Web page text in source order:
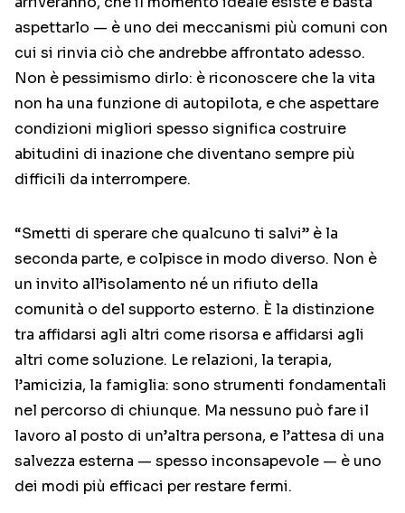
aspettarlo — è uno dei meccanismi più comuni con
cui si rinvia ciò che andrebbe affrontato adesso.
Non è pessimismo dirlo: è riconoscere che la vita
non ha una funzione di autopilota, e che aspettare
condizioni migliori spesso significa costruire
abitudini di inazione che diventano sempre più
difficili da interrompere.
“Smetti di sperare che qualcuno ti salvi” è la
seconda parte, e colpisce in modo diverso. Non è
un invito all’isolamento né un rifiuto della
comunità o del supporto esterno. È la distinzione
tra affidarsi agli altri come risorsa e affidarsi agli
altri come soluzione. Le relazioni, la terapia,
l’amicizia, la famiglia: sono strumenti fondamentali
nel percorso di chiunque. Ma nessuno può fare il
lavoro al posto di un’altra persona, e l’attesa di una
salvezza esterna — spesso inconsapevole — è uno
dei modi più efficaci per restare fermi.